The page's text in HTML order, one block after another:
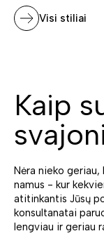
Visi stiliai
Kaip
Nėra nieko
namus - kur
atitinkantis Jūsų
konsultanatai
lengviau ir geriau